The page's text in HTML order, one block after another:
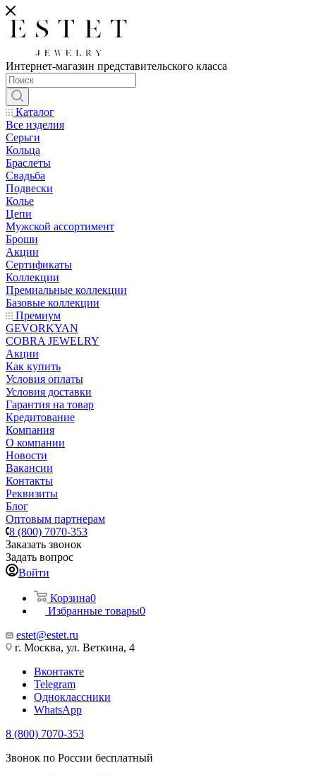
Интернет-магазин представительского класса
Каталог
Все изделия
Серьги
Кольца
Браслеты
Свадьба
Подвески
Колье
Цепи
Мужской ассортимент
Броши
Акции
Сертификаты
Коллекции
Премиальные коллекции
Базовые коллекции
Премиум
GEVORKYAN
COBRA JEWELRY
Акции
Как купить
Условия оплаты
Условия доставки
Гарантия на товар
Кредитование
Компания
О компании
Новости
Вакансии
Контакты
Реквизиты
Блог
Оптовым партнерам
8 (800) 7070-353
Заказать звонок
Задать вопрос
Войти
Корзина0
Избранные товары0
estet@estet.ru
г. Москва, ул. Веткина, 4
Вконтакте
Telegram
Одноклассники
WhatsApp
8 (800) 7070-353
Звонок по России бесплатный